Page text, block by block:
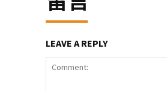
LEAVE A REPLY